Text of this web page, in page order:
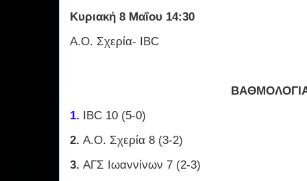
Κυριακή 8 Μαΐου 14:30
Α.Ο. Σχερία- IBC
1.
IBC 10 (5-0)
2. Α.Ο. Σχερία 8 (3-2)
3. ΑΓΣ Ιωαννίνων 7 (2-3)